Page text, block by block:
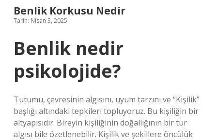
Benlik Korkusu Nedir
Tarih: Nisan 3, 2025
Benlik nedir
psikolojide?
Tutumu, çevresinin algısını, uyum tarzını ve “Kişilik”
başlığı altındaki tepkileri topluyoruz. Bu kişiliğin bir
altyapısıdır. Bireyin kişiliğinin doğallığının bir tür
algısı bile özetlenebilir. Kişilik ve şekillere öncülük